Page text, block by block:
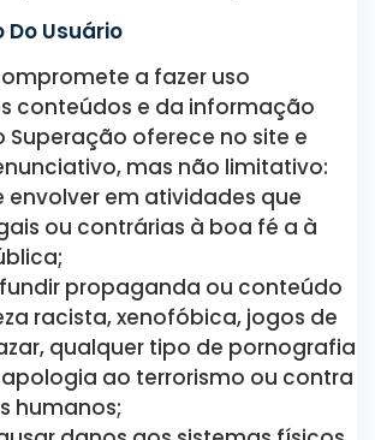
Usuário
a fazer uso
conteúdos e da informação
Superação oferece no site e
mas não limitativo:
envolver em atividades que
ou contrárias à boa fé a à
propaganda ou conteúdo
racista, xenofóbica, jogos de
qualquer tipo de pornografia
ao terrorismo ou contra
humanos;